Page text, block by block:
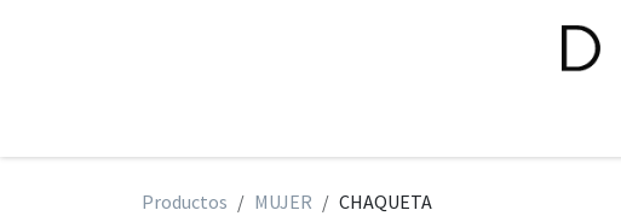
Productos MUJER CHAQUETA